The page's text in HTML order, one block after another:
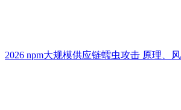
2026 npm大规模供应链蠕虫攻击 原理、